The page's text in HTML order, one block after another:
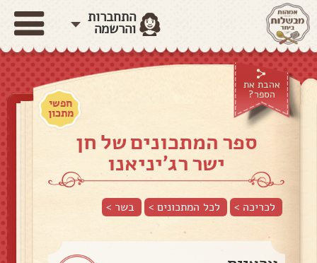
התחברות
והרשמה
אהבת את
הספר?
חפשי
מתכון
ספר המתכונים של חן
ישר רג׳יניאנו
לכריכה > לכל המתכונים > בשר >